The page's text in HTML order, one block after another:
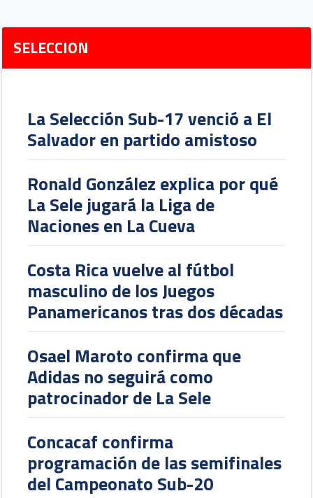
SELECCION
La Selección Sub-17 venció a El
Salvador en partido amistoso
Ronald González explica por qué
La Sele jugará la Liga de
Naciones en La Cueva
Costa Rica vuelve al fútbol
masculino de los Juegos
Panamericanos tras dos décadas
Osael Maroto confirma que
Adidas no seguirá como
patrocinador de La Sele
Concacaf confirma
programación de las semifinales
del Campeonato Sub-20